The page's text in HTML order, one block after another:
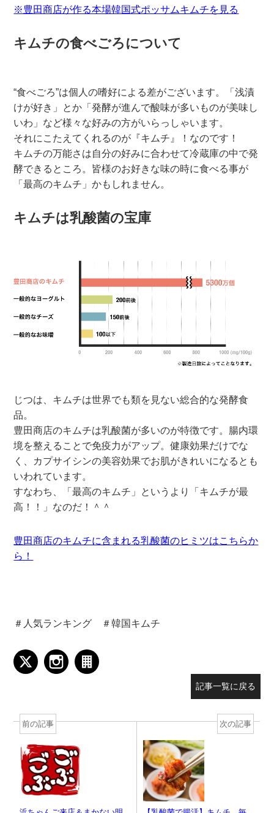
※豊田商店が作る本場韓国式ポッサムキムチを見る
キムチの食べごろについて
“食べごろ”は個人の嗜好による差がございます。「浅漬
けが好き」とか「発酵が進んで酸味が多いものが美味し
いわ」など様々な好みの方がいらっしゃいます。
それにこたえてくれるのが『キムチ』！なのです！
キムチの万能さは自分の好みに合わせて冷蔵庫の中で発
酵できるところ。皆様のお好きな味の時に食べる事が
「最高のキムチ」かもしれません。
キムチは乳酸菌の宝庫
じつは、キムチは世界でも類を見ない総合的な発酵食
品。
豊田商店のキムチは乳酸菌が多いのが特徴です。腸内環
境を整えることで免疫力がアップ。健康効果だけでな
く、カプサイシンの美容効果でお肌がきれいになるとも
いわれています。
すなわち、「最高のキムチ」というより「キムチが最
高！！」なのだ！＾＾
豊田商店のキムチに含まれる乳酸菌のヒミツはこちらか
ら！
＃人気ランキング ＃韓国キムチ
記事一覧に戻る
前の記事 次の記事